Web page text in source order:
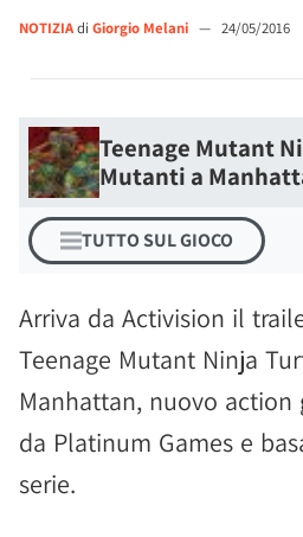
NOTIZIAdi Giorgio Melani — 24/05/2016
Teenage Mutant
Mutanti a
TUTTO SUL GIOCO
Arriva da Activision il
Teenage Mutant Ninja
Manhattan, nuovo action
da Platinum Games e
serie.